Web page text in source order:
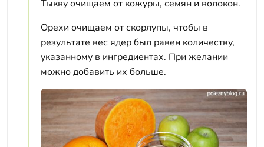
Тыкву очищаем от кожуры, семян и волокон.
Орехи очищаем от скорлупы, чтобы в
результате вес ядер был равен количеству,
указанному в ингредиентах. При желании
можно добавить их больше.